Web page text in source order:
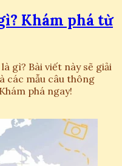
Khám phá từ
gì? Bài viết này sẽ giải
các mẫu câu thông
phá ngay!